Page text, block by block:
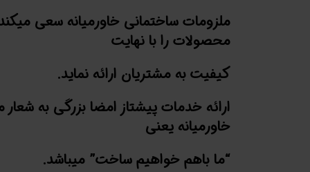
ملزومات ساختمانی خاورمیانه سعی
محصولات را با نهایت
کیفیت به مشتریان ارائه نماید.
ارائه خدمات پیشتاز امضا بزرگی به شعار
خاورمیانه یعنی
“ما باهم خواهیم ساخت” میباشد.